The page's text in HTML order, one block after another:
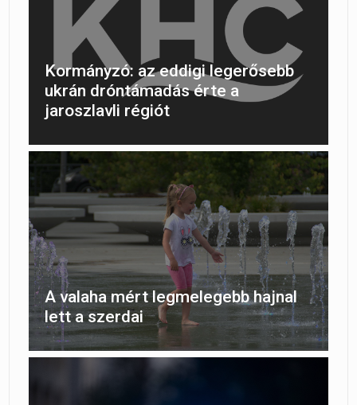
Kormányzó: az eddigi legerősebb
ukrán dróntámadás érte a
jaroszlavli régiót
A valaha mért legmelegebb hajnal
lett a szerdai